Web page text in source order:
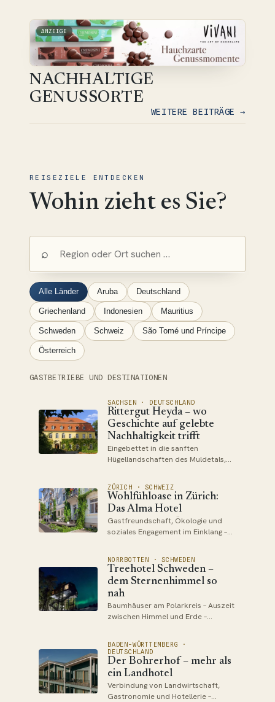
ANZEIGE
NACHHALTIGE
GENUSSORTE
WEITERE BEITRÄGE →
REISEZIELE ENTDECKEN
Wohin zieht es Sie?
⌕
Alle Länder Aruba Deutschland
Griechenland Indonesien Mauritius
Schweden Schweiz São Tomé und Príncipe
Österreich
GASTBETRIEBE UND DESTINATIONEN
SACHSEN · DEUTSCHLAND
Rittergut Heyda – wo
Geschichte auf gelebte
Nachhaltigkeit trifft
Eingebettet in die sanften
Hügellandschaften des Muldetals,
von Leipzig, liegt das Rittergut
Heyda – ein Ort, an dem Geschichte,
Naturverbundenheit und
nachhaltige Lebensweise eine
eindrucksvolle Symbiose eingehen.
Wer hierher reist, betritt nicht nur
Herrenhaus mit Jahrhunderte alter
Historie, sondern auch ein
lebendiges Beispiel…
ZÜRICH · SCHWEIZ
Wohlfühloase in Zürich:
Das Alma Hotel
Gastfreundschaft, Ökologie und
soziales Engagement im Einklang –
Nähe zum See – Besonderheit:
Ladies-Only-Wellnessbereich
NORRBOTTEN · SCHWEDEN
Treehotel Schweden –
dem Sternenhimmel so
nah
Baumhäuser am Polarkreis – Auszeit
zwischen Himmel und Erde –
– Ressourcenschonender
Perspektivwechsel
BADEN-WÜRTTEMBERG ·
DEUTSCHLAND
Der Bohrerhof – mehr als
ein Landhotel
Verbindung von Landwirtschaft,
Gastronomie und Hotellerie –